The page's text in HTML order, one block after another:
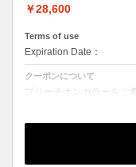
￥28,600
Terms of use
Expiration Date：
クーポンについて
ブリーチオンカラーをご
現できない場合がござい
M ¥＋550 L¥＋1100 LL¥